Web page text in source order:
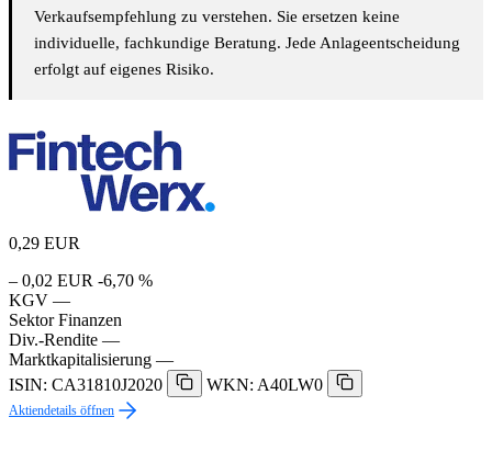
Verkaufsempfehlung zu verstehen. Sie ersetzen keine
individuelle, fachkundige Beratung. Jede Anlageentscheidung
erfolgt auf eigenes Risiko.
0,29 EUR
– 0,02 EUR -6,70 %
KGV —
Sektor Finanzen
Div.-Rendite —
Marktkapitalisierung —
ISIN: CA31810J2020
WKN: A40LW0
Aktiendetails öffnen